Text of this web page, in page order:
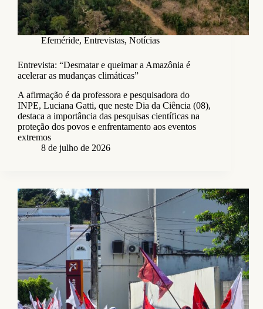
Efeméride, Entrevistas, Notícias
Entrevista: “Desmatar e queimar a Amazônia é
acelerar as mudanças climáticas”
A afirmação é da professora e pesquisadora do
INPE, Luciana Gatti, que neste Dia da Ciência (08),
destaca a importância das pesquisas científicas na
proteção dos povos e enfrentamento aos eventos
extremos
8 de julho de 2026